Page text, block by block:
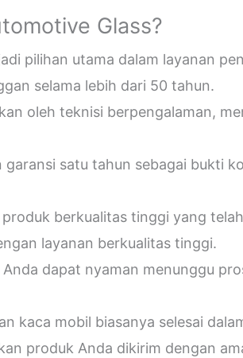
Glass?
pilihan utama dalam layanan
selama lebih dari 50 tahun.
oleh teknisi berpengalaman,
garansi satu tahun sebagai bukti
berkualitas tinggi yang
layanan berkualitas tinggi.
Anda dapat nyaman menunggu
kaca mobil biasanya selesai
produk Anda dikirim dengan